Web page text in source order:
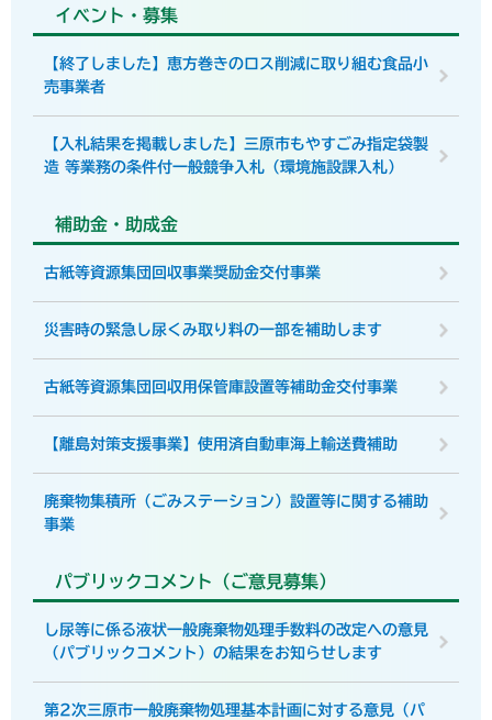
イベント・募集
【終了しました】恵方巻きのロス削減に取り組む食品小
売事業者
【入札結果を掲載しました】三原市もやすごみ指定袋製
造 等業務の条件付一般競争入札（環境施設課入札）
補助金・助成金
古紙等資源集団回収事業奨励金交付事業
災害時の緊急し尿くみ取り料の一部を補助します
古紙等資源集団回収用保管庫設置等補助金交付事業
【離島対策支援事業】使用済自動車海上輸送費補助
廃棄物集積所（ごみステーション）設置等に関する補助
事業
パブリックコメント（ご意見募集）
し尿等に係る液状一般廃棄物処理手数料の改定への意見
（パブリックコメント）の結果をお知らせします
第2次三原市一般廃棄物処理基本計画に対する意見（パ